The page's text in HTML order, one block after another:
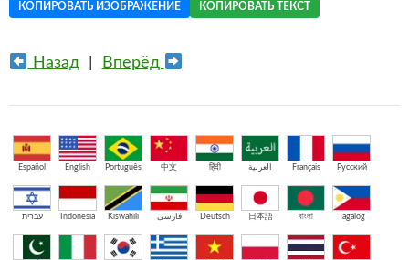
КОПИРОВАТЬ ИЗОБРАЖЕНИЕ КОПИРОВАТЬ ТЕКСТ
Назад| Вперёд
Español English Português 中文 हिंदी العربية Français Русский
עברית Indonesia Kiswahili فارسی Deutsch 日本語 বাংলা Tagalog